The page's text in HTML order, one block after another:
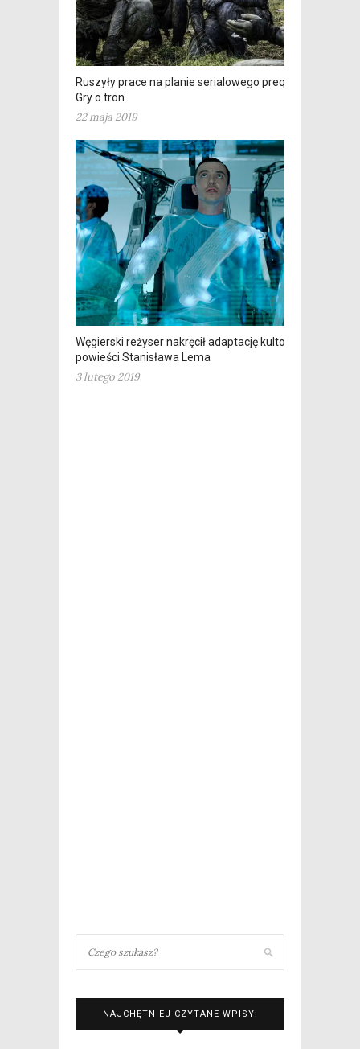
Ruszyły prace na planie serialowego prequela
Gry o tron
22 maja 2019
Węgierski reżyser nakręcił adaptację kultowej
powieści Stanisława Lema
3 lutego 2019
NAJCHĘTNIEJ CZYTANE WPISY: